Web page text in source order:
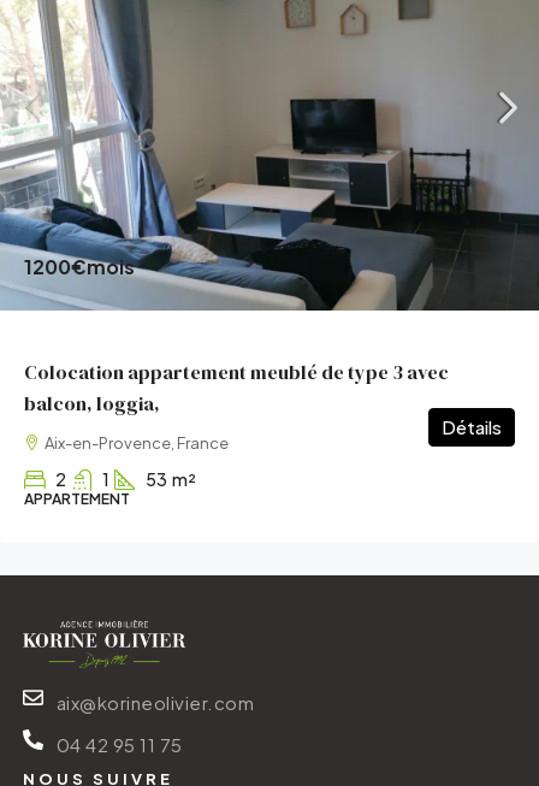
1200€mois
Colocation appartement meublé de type 3 avec
balcon, loggia,
Aix-en-Provence, France
2 1 53 m²
APPARTEMENT
Détails
aix@korineolivier.com
04 42 95 11 75
NOUS SUIVRE